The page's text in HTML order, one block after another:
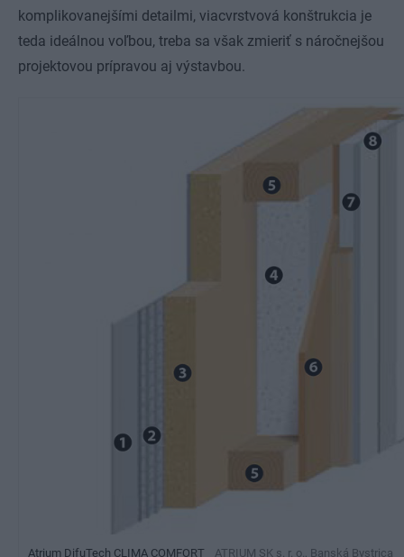
komplikovanejšími detailmi, viacvrstvová konštrukcia je
teda ideálnou voľbou, treba sa však zmieriť s náročnejšou
projektovou prípravou aj výstavbou.
Atrium DifuTech CLIMA COMFORT ATRIUM SK s. r. o., Banská Bystrica